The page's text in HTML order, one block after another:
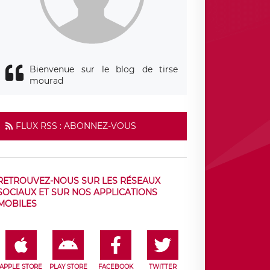
Bienvenue sur le blog de tirse
mourad
FLUX RSS : ABONNEZ-VOUS
NOUS SUR LES RÉSEAUX
ET SUR NOS APPLICATIONS
APPLE STORE PLAY STORE FACEBOOK TWITTER